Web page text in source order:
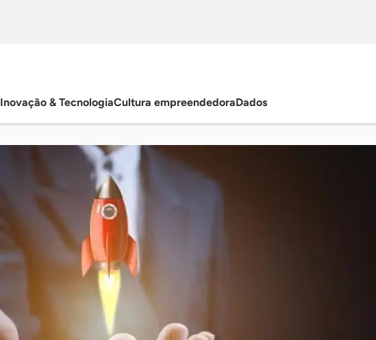
Inovação & TecnologiaCultura empreendedoraDados